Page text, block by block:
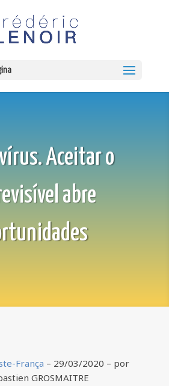
Aceitar o
abre
França – 29/03/2020 – por
GROSMAITRE